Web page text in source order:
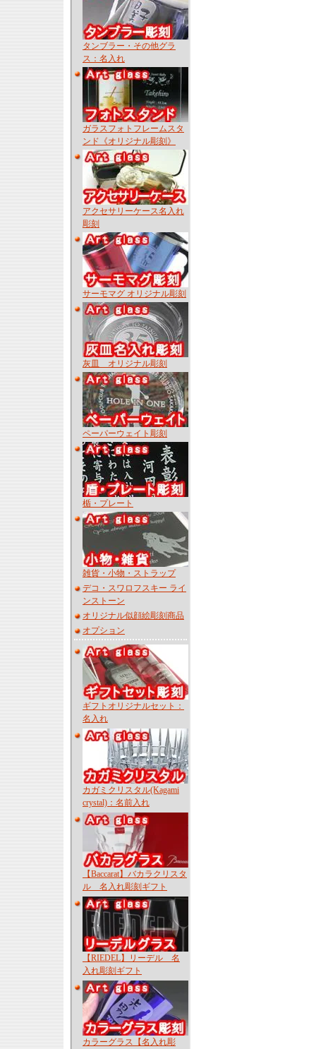
タンブラー・その他グラ
ス：名入れ
ガラスフォトフレームスタ
ンド《オリジナル彫刻》
アクセサリーケース名入れ
彫刻
サーモマグ オリジナル彫刻
灰皿 オリジナル彫刻
ペーパーウェイト彫刻
楯・プレート
雑貨・小物・ストラップ
デコ・スワロフスキー ライ
ンストーン
オリジナル似顔絵彫刻商品
オプション
ギフトオリジナルセット：
名入れ
カガミクリスタル(Kagami
crystal)：名前入れ
【Baccarat】バカラクリスタ
ル 名入れ彫刻ギフト
【RIEDEL】リーデル 名
入れ彫刻ギフト
カラーグラス【名入れ彫